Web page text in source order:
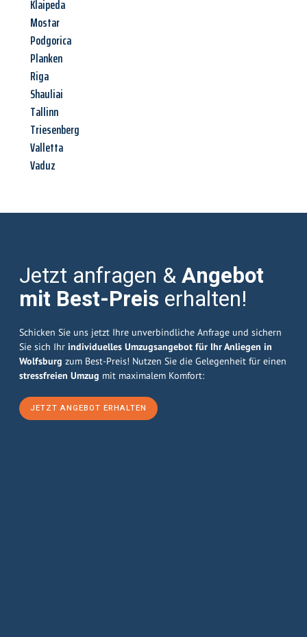
Klaipeda
Mostar
Podgorica
Planken
Riga
Shauliai
Tallinn
Triesenberg
Valletta
Vaduz
Jetzt anfragen &Angebot
mit Best-Preis erhalten!
Schicken Sie uns jetzt Ihre unverbindliche Anfrage und sichern
Sie sich Ihr individuelles Umzugsangebot für Ihr Anliegen in
Wolfsburg zum Best-Preis! Nutzen Sie die Gelegenheit für einen
stressfreien Umzug mit maximalem Komfort:
JETZT ANGEBOT ERHALTEN